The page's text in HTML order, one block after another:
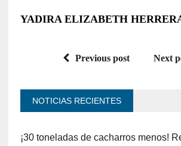
YADIRA ELIZABETH
Previous post Next
NOTICIAS RECIENTES
¡30 toneladas de cacharros menos!